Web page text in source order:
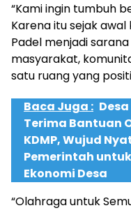
“Kami ingin tumbuh
Karena itu sejak
Padel menjadi
masyarakat,
satu ruang yang
Baca Juga :
Terima Bantuan
KDMP, Wujud
Pemerintah
Ekonomi Desa
“Olahraga untuk